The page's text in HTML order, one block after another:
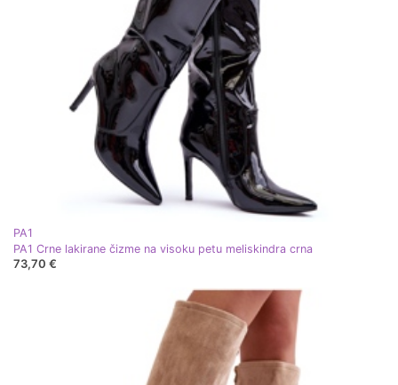
PA1
PA1 Crne lakirane čizme na visoku petu meliskindra crna
73,70 €